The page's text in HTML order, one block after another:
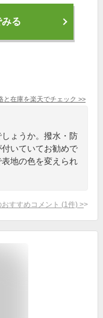
る
と在庫を楽天でチェック >>
ょうか。撥水・防
いていてお勧めで
地の色を変えられ
すすめコメント (1 件) >